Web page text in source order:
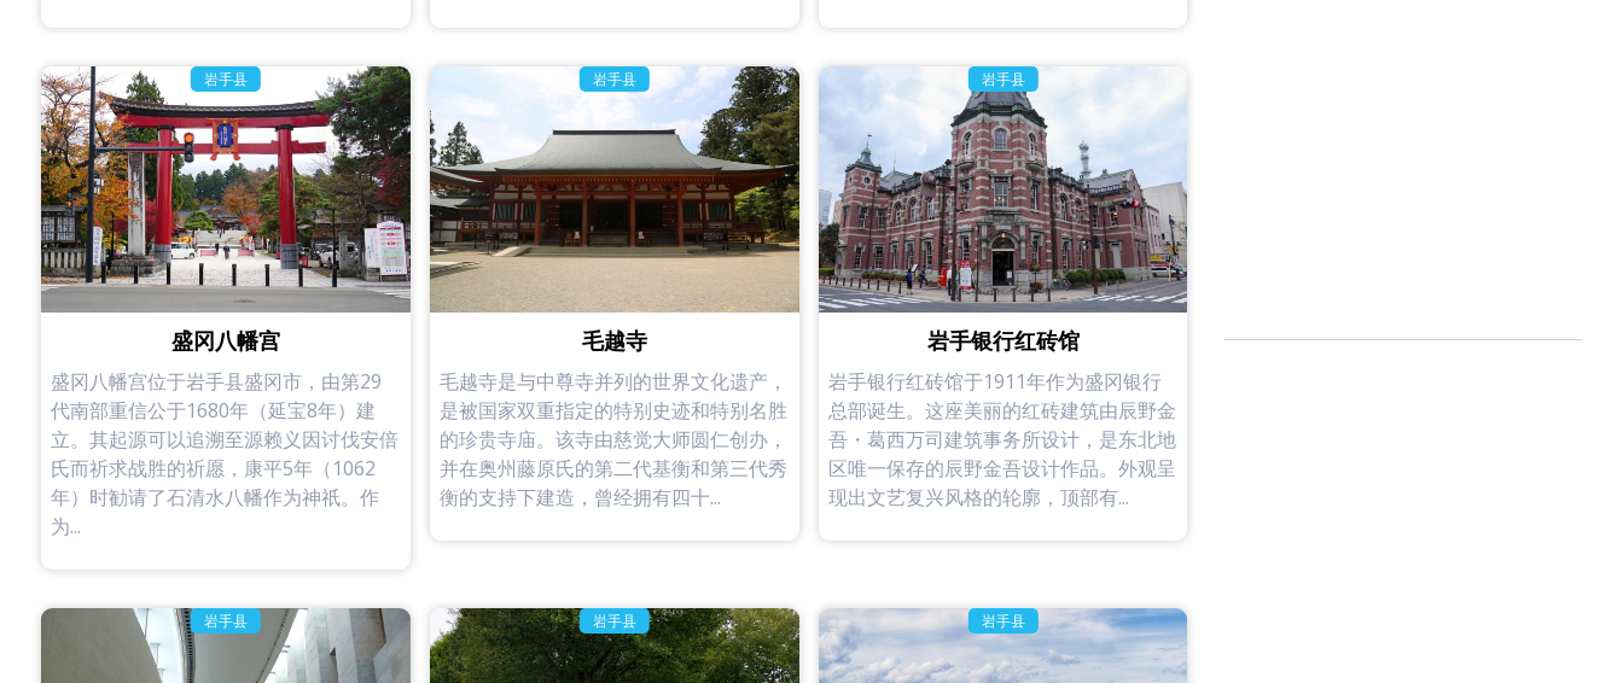
岩手县
盛冈八幡宫
盛冈八幡宫位于岩手县盛冈市，由第29
代南部重信公于1680年（延宝8年）建
立。其起源可以追溯至源赖义因讨伐安倍
氏而祈求战胜的祈愿，康平5年（1062
年）时勧请了石清水八幡作为神祇。作
为...
岩手县
毛越寺
毛越寺是与中尊寺并列的世界文化遗产，
是被国家双重指定的特别史迹和特别名胜
的珍贵寺庙。该寺由慈觉大师圆仁创办，
并在奥州藤原氏的第二代基衡和第三代秀
衡的支持下建造，曾经拥有四十...
岩手县
岩手银行红砖馆
岩手银行红砖馆于1911年作为盛冈银行
总部诞生。这座美丽的红砖建筑由辰野金
吾・葛西万司建筑事务所设计，是东北地
区唯一保存的辰野金吾设计作品。外观呈
现出文艺复兴风格的轮廓，顶部有...
岩手县 岩手县 岩手县